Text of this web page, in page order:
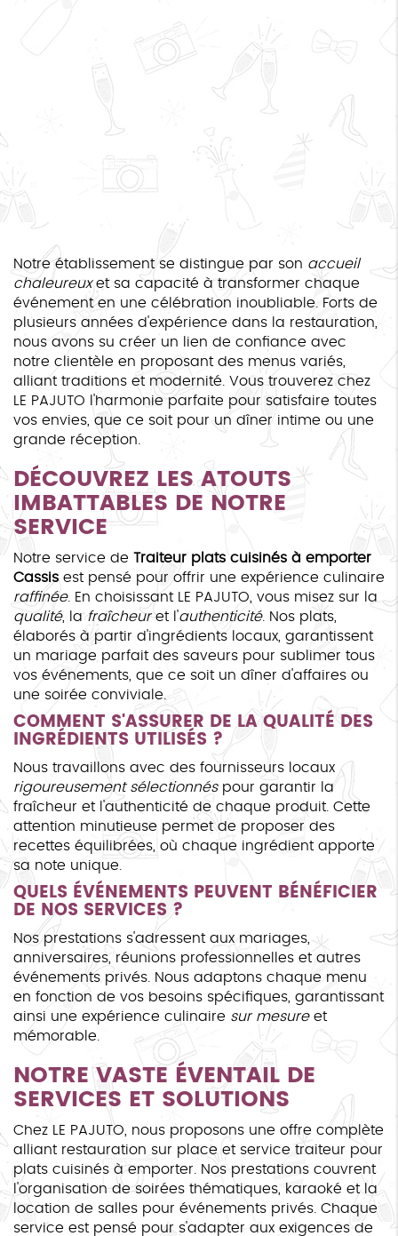
Notre établissement se distingue par son accueil
chaleureuxet sa capacité à transformer chaque
événement en une célébration inoubliable. Forts de
plusieurs années d'expérience dans la restauration,
nous avons su créer un lien de confiance avec
notre clientèle en proposant des menus variés,
alliant traditions et modernité. Vous trouverez chez
LE PAJUTO l'harmonie parfaite pour satisfaire toutes
vos envies, que ce soit pour un dîner intime ou une
grande réception.
DÉCOUVREZ LES ATOUTS
IMBATTABLES DE NOTRE
SERVICE
Notre service de Traiteur plats cuisinés à emporter
Cassis est pensé pour offrir une expérience culinaire
raffinée. En choisissant LE PAJUTO, vous misez sur la
qualité, lafraîcheuret l'authenticité. Nos plats,
élaborés à partir d'ingrédients locaux, garantissent
un mariage parfait des saveurs pour sublimer tous
vos événements, que ce soit un dîner d'affaires ou
une soirée conviviale.
COMMENT S'ASSURER DE LA QUALITÉ DES
INGRÉDIENTS UTILISÉS ?
Nous travaillons avec des fournisseurs locaux
rigoureusement sélectionnéspour garantir la
fraîcheur et l'authenticité de chaque produit. Cette
attention minutieuse permet de proposer des
recettes équilibrées, où chaque ingrédient apporte
sa note unique.
QUELS ÉVÉNEMENTS PEUVENT BÉNÉFICIER
DE NOS SERVICES ?
Nos prestations s'adressent aux mariages,
anniversaires, réunions professionnelles et autres
événements privés. Nous adaptons chaque menu
en fonction de vos besoins spécifiques, garantissant
ainsi une expérience culinaire sur mesureet
mémorable.
NOTRE VASTE ÉVENTAIL DE
SERVICES ET SOLUTIONS
Chez LE PAJUTO, nous proposons une offre complète
alliant restauration sur place et service traiteur pour
plats cuisinés à emporter. Nos prestations couvrent
l'organisation de soirées thématiques, karaoké et la
location de salles pour événements privés. Chaque
service est pensé pour s'adapter aux exigences de